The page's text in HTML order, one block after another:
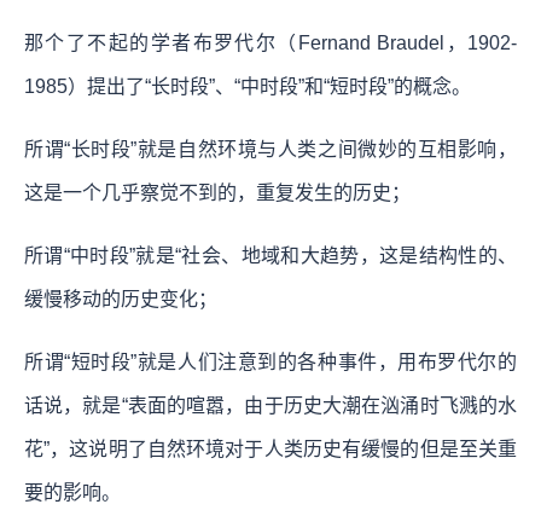
那个了不起的学者布罗代尔（Fernand Braudel，1902-
1985）提出了“长时段”、“中时段”和“短时段”的概念。
所谓“长时段”就是自然环境与人类之间微妙的互相影响，
这是一个几乎察觉不到的，重复发生的历史；
所谓“中时段”就是“社会、地域和大趋势，这是结构性的、
缓慢移动的历史变化；
所谓“短时段”就是人们注意到的各种事件，用布罗代尔的
话说，就是“表面的喧嚣，由于历史大潮在汹涌时飞溅的水
花”，这说明了自然环境对于人类历史有缓慢的但是至关重
要的影响。